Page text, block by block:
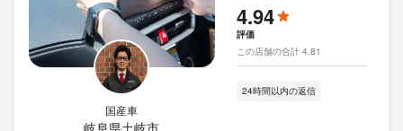
国産車
岐阜県土岐市
4.94
評価
この店舗の合計 4.81
24時間以内の返信